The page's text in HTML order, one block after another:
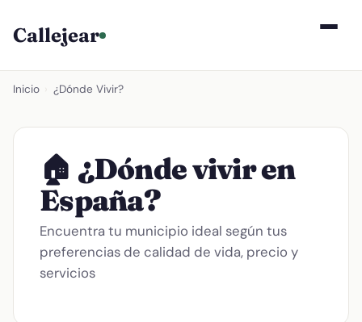
Callejear
Inicio ¿Dónde Vivir?
🏠 ¿Dónde vivir en
España?
Encuentra tu municipio ideal según tus
preferencias de calidad de vida, precio y
servicios